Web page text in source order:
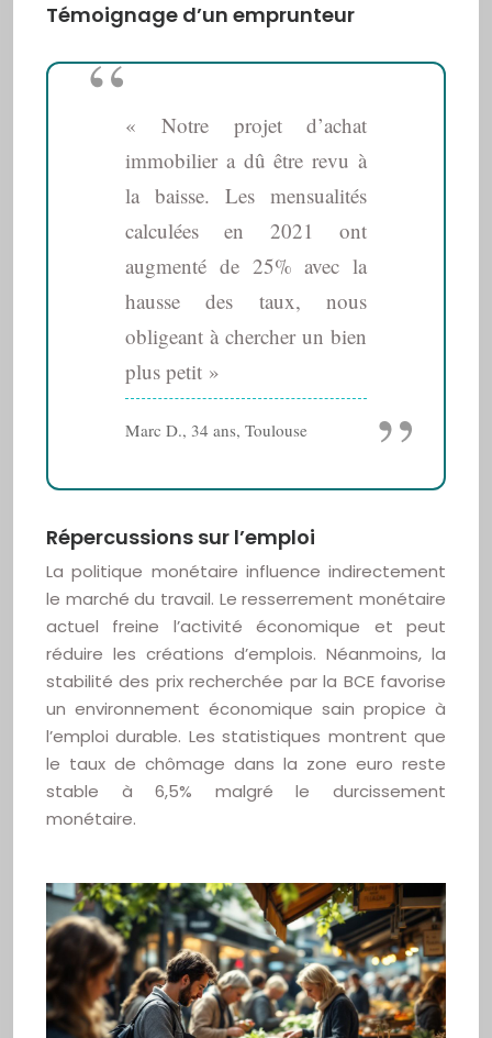
Témoignage d’un emprunteur
« Notre projet d’achat
immobilier a dû être revu à
la baisse. Les mensualités
calculées en 2021 ont
augmenté de 25% avec la
hausse des taux, nous
obligeant à chercher un bien
plus petit »
Marc D., 34 ans, Toulouse
Répercussions sur l’emploi
La politique monétaire influence indirectement
le marché du travail. Le resserrement monétaire
actuel freine l’activité économique et peut
réduire les créations d’emplois. Néanmoins, la
stabilité des prix recherchée par la BCE favorise
un environnement économique sain propice à
l’emploi durable. Les statistiques montrent que
le taux de chômage dans la zone euro reste
stable à 6,5% malgré le durcissement
monétaire.